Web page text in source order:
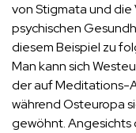
von Stigmata und
psychischen
diesem Beispiel zu
Man kann sich
der auf Meditations-
während Osteuropa
gewöhnt. Angesichts